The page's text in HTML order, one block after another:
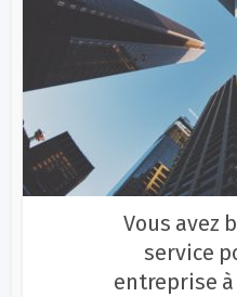
Vous avez
service
entreprise à